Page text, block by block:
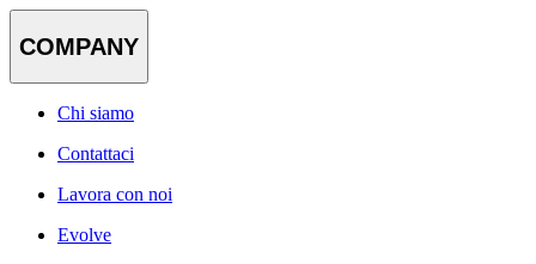
COMPANY
Chi siamo
Contattaci
Lavora con noi
Evolve